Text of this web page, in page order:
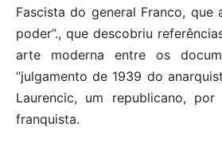
Fascista do general Franco, que
poder”., que descobriu
arte moderna entre os
“julgamento de 1939 do
Laurencic, um republicano,
franquista.